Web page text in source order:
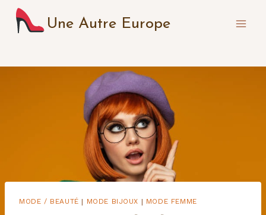
Aller
Une Autre Europe
MODE / BEAUTÉ MODE BIJOUX MODE FEMME